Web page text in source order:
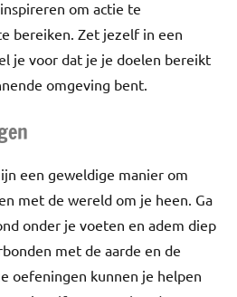
om actie te
bereiken. Zet jezelf in een
je voor dat je je doelen bereikt
omgeving bent.
een geweldige manier om
met de wereld om je heen. Ga
onder je voeten en adem diep
met de aarde en de
oefeningen kunnen je helpen